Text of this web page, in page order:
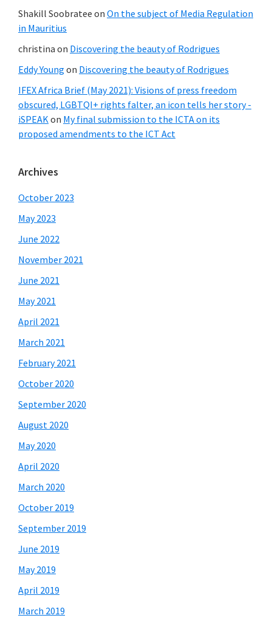
Shakill Soobratee on On the subject of Media Regulation
in Mauritius
christina on Discovering the beauty of Rodrigues
Eddy Young on Discovering the beauty of Rodrigues
IFEX Africa Brief (May 2021): Visions of press freedom
obscured, LGBTQI+ rights falter, an icon tells her story -
iSPEAKon My final submission to the ICTA on its
proposed amendments to the ICT Act
Archives
October 2023
May 2023
June 2022
November 2021
June 2021
May 2021
April 2021
March 2021
February 2021
October 2020
September 2020
August 2020
May 2020
April 2020
March 2020
October 2019
September 2019
June 2019
May 2019
April 2019
March 2019